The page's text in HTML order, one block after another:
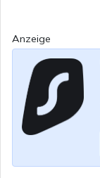
Anzeige